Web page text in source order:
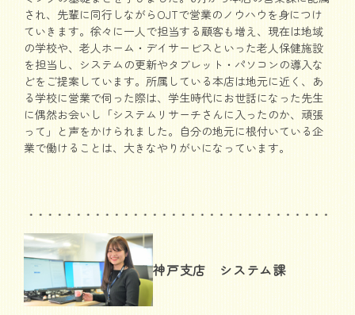
され、先輩に同行しながらOJTで営業のノウハウを身につけ
ていきます。徐々に一人で担当する顧客も増え、現在は地域
の学校や、老人ホーム・デイサービスといった老人保健施設
を担当し、システムの更新やタブレット・パソコンの導入な
どをご提案しています。所属している本店は地元に近く、あ
る学校に営業で伺った際は、学生時代にお世話になった先生
に偶然お会いし「システムリサーチさんに入ったのか、頑張
って」と声をかけられました。自分の地元に根付いている企
業で働けることは、大きなやりがいになっています。
神戸支店 システム課